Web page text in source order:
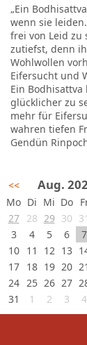
„Ein
wenn sie
frei von Leid zu
zutiefst, denn
Wohlwollen
Eifersucht und
Ein
glücklicher zu
mehr für
wahren tiefen
Gendün
<< Aug.
Mo Di Mi Do
27
28 29 30 31
3
4 5 6 7
10
11 12 13
17
18 19 20 21
24 25 26 27
31
1 2 3 4